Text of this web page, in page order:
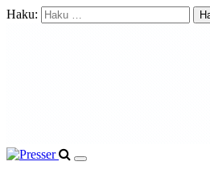
Haku: